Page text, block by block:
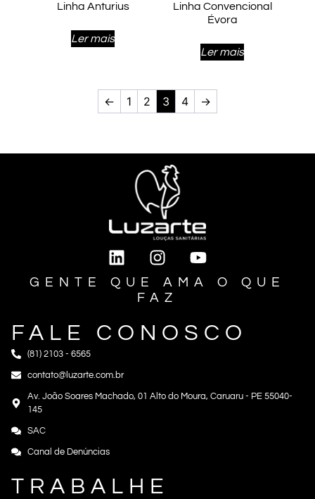
Linha Anturius
Ler mais
Linha Convencional
Évora
Ler mais
← 1 2 3 4 →
GENTE QUE AMA O QUE
FAZ
FALE CONOSCO
(81) 2103 - 6565
contato@luzarte.com.br
Av. João Soares Machado, 01 Alto do Moura, Caruaru - PE 55040-
145
SAC
Canal de Denúncias
TRABALHE